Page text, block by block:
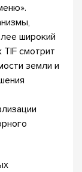
широкий
TIF смотрит
земли и